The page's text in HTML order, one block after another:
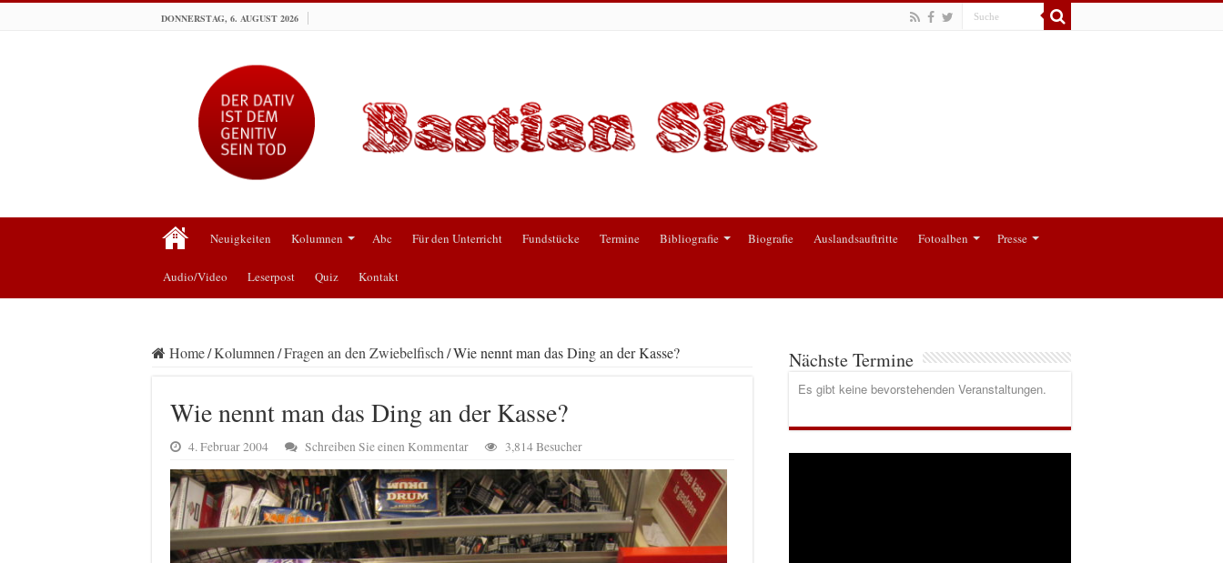
DONNERSTAG, 6. AUGUST 2026
Neuigkeiten Kolumnen Abc Für den Unterricht Fundstücke Termine Bibliografie Biografie Auslandsauftritte Fotoalben Presse
Audio/Video Leserpost Quiz Kontakt
Home/Kolumnen/Fragen an den Zwiebelfisch/Wie nennt man das Ding an der Kasse?
Wie nennt man das Ding an der Kasse?
4. Februar 2004 Schreiben Sie einen Kommentar 3,814 Besucher
Nächste Termine
Es gibt keine bevorstehenden Veranstaltungen.